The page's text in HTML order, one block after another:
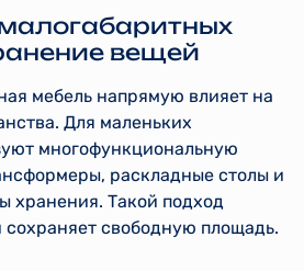
вещей
мебель напрямую влияет на
Для маленьких
многофункциональную
раскладные столы и
хранения. Такой подход
сохраняет свободную площадь.